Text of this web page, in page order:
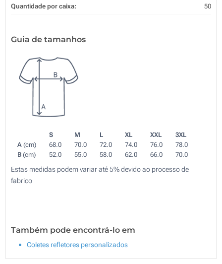
Quantidade por caixa: 50
Guia de tamanhos
S M L XL XXL
3XL
A (cm) 68.0 70.0 72.0 74.0 76.0
78.0
B (cm) 52.0 55.0 58.0 62.0 66.0 70.0
Estas medidas podem variar até 5% devido ao processo de
fabrico
Também pode encontrá-lo em
Coletes refletores personalizados